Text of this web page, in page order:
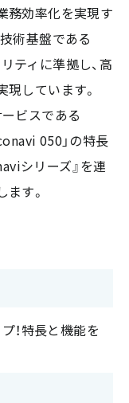
務効率化を実現す
術基盤である
ティに準拠し、高
しています。
ビスである
050」の特長
シリーズ』を連
す。
！特長と機能を